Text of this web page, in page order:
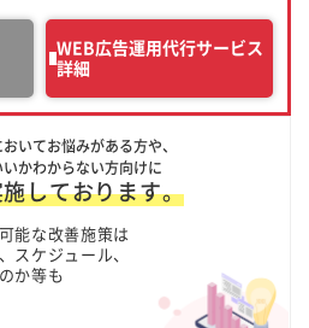
WEB広告運用代行サービス
詳細
いてお悩みがある方や、
かわからない方向けに
しております。
能な改善施策は
スケジュール、
か等も